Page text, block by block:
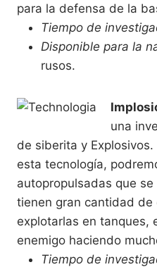
para la defensa de la
Tiempo de
Disponible para la
rusos.
una
de siberita y
esta tecnología,
autopropulsadas que
tienen gran cantidad de
explotarlas en tanques,
enemigo haciendo
Tiempo de